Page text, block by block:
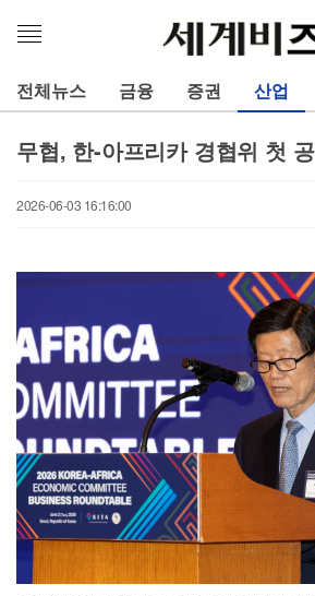
메
열
기
전체뉴스 금융 증권 산업
무협, 한-아프리카 경협위 첫
2026-06-03 16:16:00